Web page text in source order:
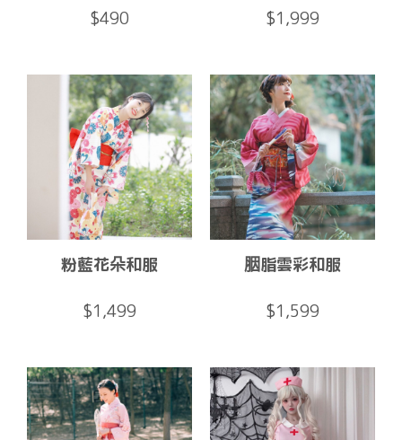
$490
$1,999
粉藍花朵和服
$1,499
胭脂雲彩和服
$1,599